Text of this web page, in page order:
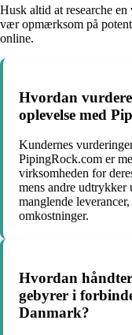
Husk altid at researche
vær opmærksom på
online.
Hvordan
oplevelse med
Kundernes
PipingRock.com er
virksomheden for
mens andre udtrykker
manglende
omkostninger.
Hvordan
gebyrer i
Danmark?